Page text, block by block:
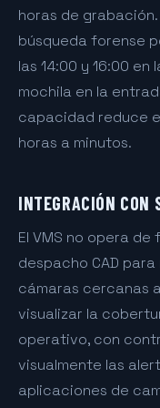
horas de
búsqueda forense
las 14:00 y 16:00
mochila en la
capacidad reduce
horas a minutos.
INTEGRACIÓN CON
El VMS no opera
despacho CAD
cámaras cercanas
visualizar la
operativo, con
visualmente las
aplicaciones de